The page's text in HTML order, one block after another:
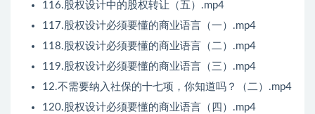
116.股权设计中的股权转让（五）.mp4
117.股权设计必须要懂的商业语言（一）.mp4
118.股权设计必须要懂的商业语言（二）.mp4
119.股权设计必须要懂的商业语言（三）.mp4
12.不需要纳入社保的十七项，你知道吗？（二）.mp4
120.股权设计必须要懂的商业语言（四）.mp4